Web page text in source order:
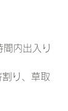
内出入り
り、草取